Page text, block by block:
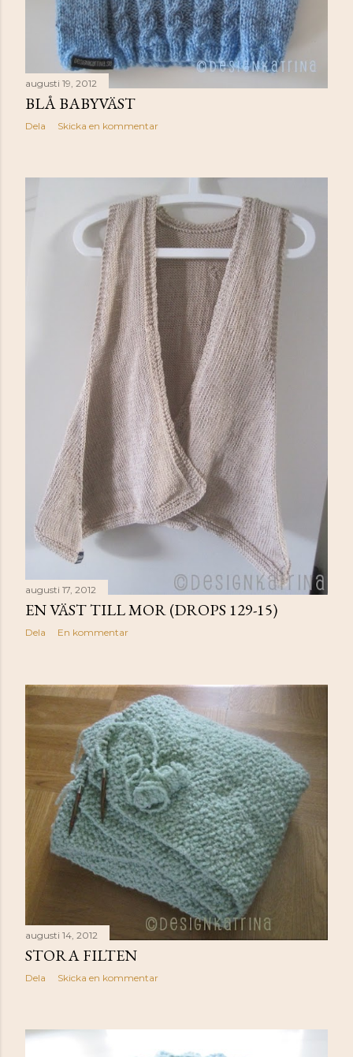
augusti 19, 2012
BLÅ BABYVÄST
Dela Skicka en kommentar
augusti 17, 2012
EN VÄST TILL MOR (DROPS 129-15)
Dela En kommentar
augusti 14, 2012
STORA FILTEN
Dela Skicka en kommentar